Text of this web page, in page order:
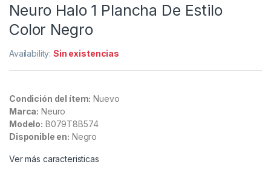
Neuro Halo 1 Plancha De Estilo
Color Negro
Availability:Sin existencias
Condición del ítem: Nuevo
Marca: Neuro
Modelo: B079T8B574
Disponible en: Negro
Ver más caracteristicas